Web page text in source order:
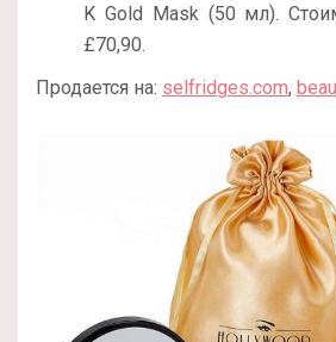
K Gold Mask (50 мл).
£70,90.
Продается на: selfridges.com,